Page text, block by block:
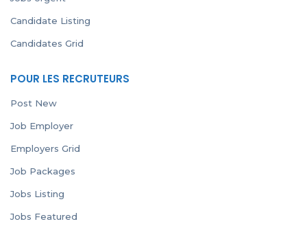
Candidate Listing
Candidates Grid
POUR LES RECRUTEURS
Post New
Job Employer
Employers Grid
Job Packages
Jobs Listing
Jobs Featured